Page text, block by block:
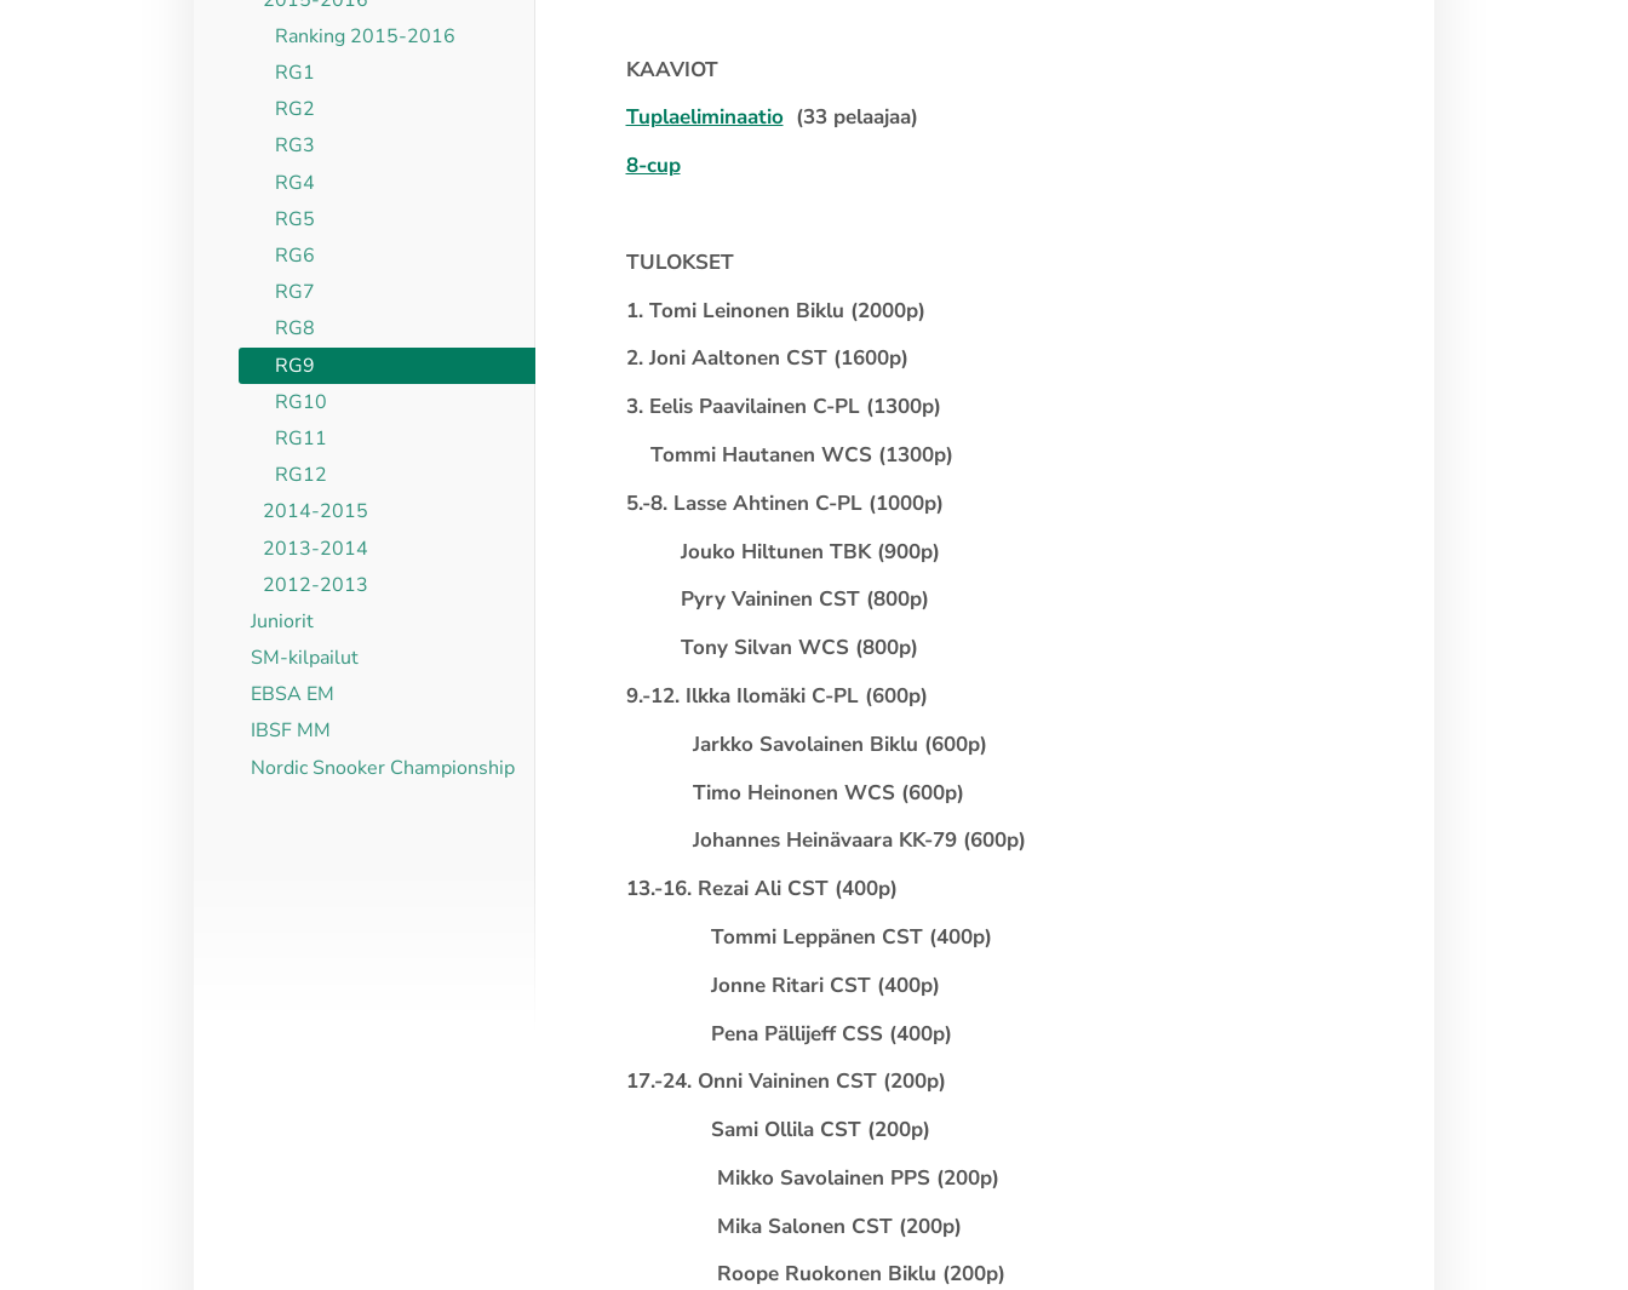
Ranking 2015-2016
RG1
RG2
RG3
RG4
RG5
RG6
RG7
RG8
RG9
RG10
RG11
RG12
2014-2015
2013-2014
2012-2013
Juniorit
SM-kilpailut
EBSA EM
IBSF MM
Nordic Snooker Championship
KAAVIOT
Tuplaeliminaatio(33 pelaajaa)
8-cup
TULOKSET
1. Tomi Leinonen Biklu (2000p)
2. Joni Aaltonen CST (1600p)
3. Eelis Paavilainen C-PL (1300p)
Tommi Hautanen WCS (1300p)
5.-8. Lasse Ahtinen C-PL (1000p)
Jouko Hiltunen TBK (900p)
Pyry Vaininen CST (800p)
Tony Silvan WCS (800p)
9.-12. Ilkka Ilomäki C-PL (600p)
Jarkko Savolainen Biklu (600p)
Timo Heinonen WCS (600p)
Johannes Heinävaara KK-79 (600p)
13.-16. Rezai Ali CST (400p)
Tommi Leppänen CST (400p)
Jonne Ritari CST (400p)
Pena Pällijeff CSS (400p)
17.-24. Onni Vaininen CST (200p)
Sami Ollila CST (200p)
Mikko Savolainen PPS (200p)
Mika Salonen CST (200p)
Roope Ruokonen Biklu (200p)